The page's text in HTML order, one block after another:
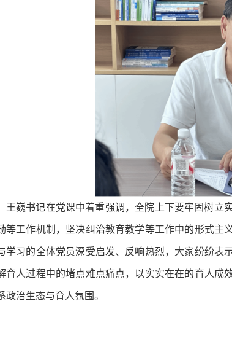
王巍书记在党课中着重强调，全院上下要牢固树立
等工作机制，坚决纠治教育教学等工作中的形式主
学习的全体党员深受启发、反响热烈，大家纷纷表
育人过程中的堵点难点痛点，以实实在在的育人成
政治生态与育人氛围。